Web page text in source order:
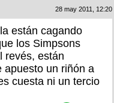
28 may 2011, 12:20
están cagando
los Simpsons
revés, están
apuesto un riñón a
cuesta ni un tercio